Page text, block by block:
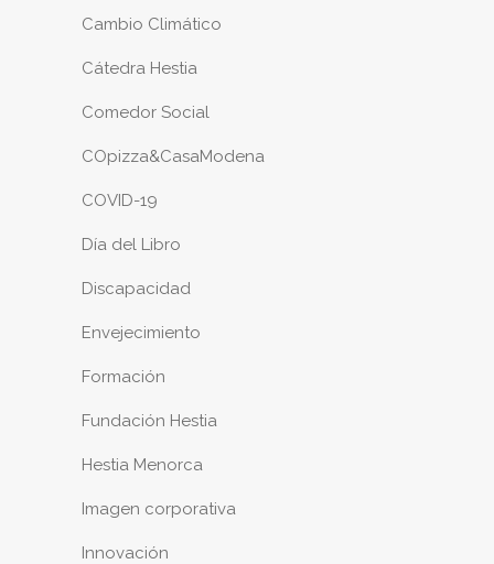
Cambio Climático
Cátedra Hestia
Comedor Social
COpizza&CasaModena
COVID-19
Día del Libro
Discapacidad
Envejecimiento
Formación
Fundación Hestia
Hestia Menorca
Imagen corporativa
Innovación